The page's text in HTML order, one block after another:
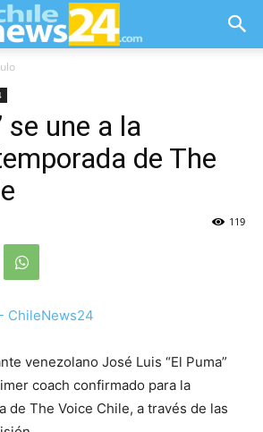
se une a la
de The
119
venezolano José Luis “El Puma”
coach confirmado para la
de The Voice Chile, a través de las